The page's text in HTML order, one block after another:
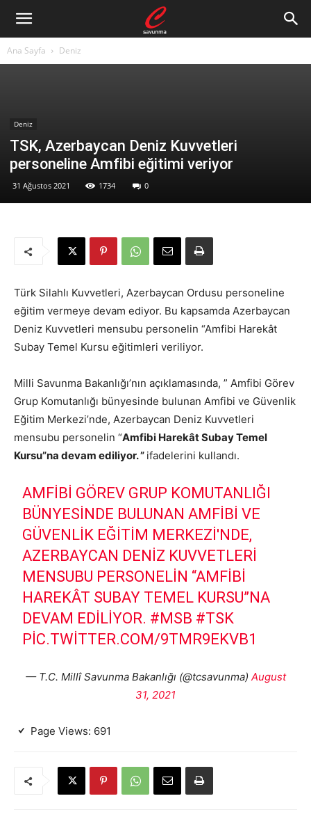
Ana Sayfa Deniz
Deniz
TSK, Azerbaycan Deniz Kuvvetleri
personeline Amfibi eğitimi veriyor
31 Ağustos 2021 1734 0
Türk Silahlı Kuvvetleri, Azerbaycan Ordusu personeline
eğitim vermeye devam ediyor. Bu kapsamda Azerbaycan
Deniz Kuvvetleri mensubu personelin “Amfibi Harekât
Subay Temel Kursu eğitimleri veriliyor.
Milli Savunma Bakanlığı’nın açıklamasında, ” Amfibi Görev
Grup Komutanlığı bünyesinde bulunan Amfibi ve Güvenlik
Eğitim Merkezi’nde, Azerbaycan Deniz Kuvvetleri
mensubu personelin “Amfibi Harekât Subay Temel
Kursu”na devam ediliyor. ” ifadelerini kullandı.
AMFIBI GÖREV GRUP KOMUTANLIĞI
BÜNYESINDE BULUNAN AMFIBI VE
GÜVENLIK EĞITIM MERKEZI'NDE,
AZERBAYCAN DENIZ KUVVETLERI
MENSUBU PERSONELIN “AMFIBI
HAREKÂT SUBAY TEMEL KURSU”NA
DEVAM EDILIYOR. #MSB #TSK
PIC.TWITTER.COM/9TMR9EKVB1
— T.C. Millî Savunma Bakanlığı (@tcsavunma) August
31, 2021
Page Views: 691